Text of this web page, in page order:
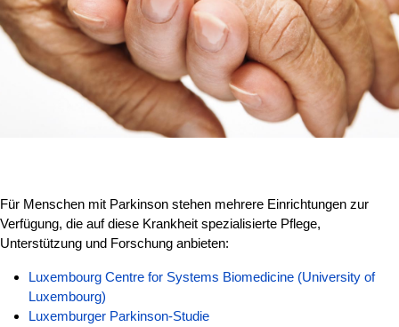
Für Menschen mit Parkinson stehen mehrere Einrichtungen zur
Verfügung, die auf diese Krankheit spezialisierte Pflege,
Unterstützung und Forschung anbieten:
Luxembourg Centre for Systems Biomedicine (University of
Luxembourg)
Luxemburger Parkinson-Studie